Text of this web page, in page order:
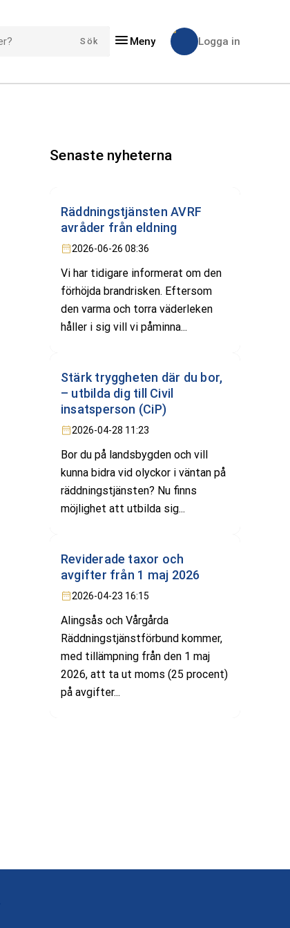
Meny
Sök Logga in
Senaste nyheterna
Räddningstjänsten AVRF
avråder från eldning
2026-06-26 08:36
Vi har tidigare informerat om den
förhöjda brandrisken. Eftersom
den varma och torra väderleken
håller i sig vill vi påminna...
Stärk tryggheten där du bor,
– utbilda dig till Civil
insatsperson (CiP)
2026-04-28 11:23
Bor du på landsbygden och vill
kunna bidra vid olyckor i väntan på
räddningstjänsten? Nu finns
möjlighet att utbilda sig...
Reviderade taxor och
avgifter från 1 maj 2026
2026-04-23 16:15
Alingsås och Vårgårda
Räddningstjänstförbund kommer,
med tillämpning från den 1 maj
2026, att ta ut moms (25 procent)
på avgifter...